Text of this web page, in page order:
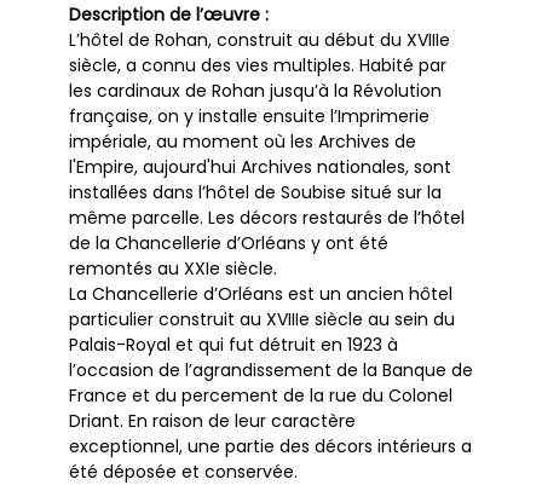
Description de l’œuvre :
L’hôtel de Rohan, construit au début du XVIIIe
siècle, a connu des vies multiples. Habité par
les cardinaux de Rohan jusqu’à la Révolution
française, on y installe ensuite l’Imprimerie
impériale, au moment où les Archives de
l'Empire, aujourd'hui Archives nationales, sont
installées dans l’hôtel de Soubise situé sur la
même parcelle. Les décors restaurés de l’hôtel
de la Chancellerie d’Orléans y ont été
remontés au XXIe siècle.
La Chancellerie d’Orléans est un ancien hôtel
particulier construit au XVIIIe siècle au sein du
Palais-Royal et qui fut détruit en 1923 à
l’occasion de l’agrandissement de la Banque de
France et du percement de la rue du Colonel
Driant. En raison de leur caractère
exceptionnel, une partie des décors intérieurs a
été déposée et conservée.